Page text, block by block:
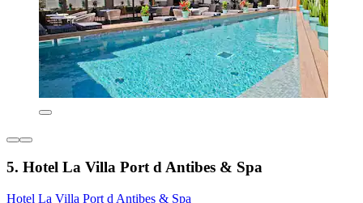
5. Hotel La Villa Port d Antibes & Spa
Hotel La Villa Port d Antibes & Spa